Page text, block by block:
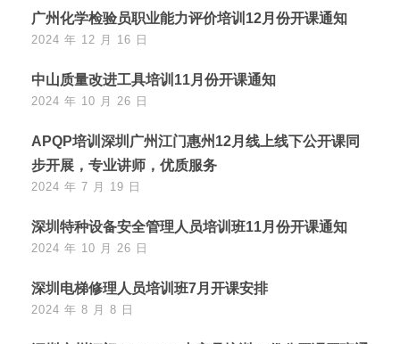
广州化学检验员职业能力评价培训12月份开课通知
2024 年 12 月 16 日
中山质量改进工具培训11月份开课通知
2024 年 10 月 26 日
APQP培训深圳广州江门惠州12月线上线下公开课同
步开展，专业讲师，优质服务
2024 年 7 月 19 日
深圳特种设备安全管理人员培训班11月份开课通知
2024 年 10 月 26 日
深圳电梯修理人员培训班7月开课安排
2024 年 8 月 8 日